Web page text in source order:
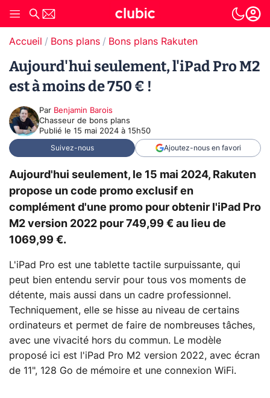
Accueil Bons plans Bons plans Rakuten
Aujourd'hui seulement, l'iPad Pro M2
est à moins de 750 € !
Par Benjamin Barois
Chasseur de bons plans
Publié le 15 mai 2024 à 15h50
Suivez-nous Ajoutez-nous en favori
Aujourd'hui seulement, le 15 mai 2024, Rakuten
propose un code promo exclusif en
complément d'une promo pour obtenir l'iPad Pro
M2 version 2022 pour 749,99 € au lieu de
1069,99 €.
L'iPad Pro est une tablette tactile surpuissante, qui
peut bien entendu servir pour tous vos moments de
détente, mais aussi dans un cadre professionnel.
Techniquement, elle se hisse au niveau de certains
ordinateurs et permet de faire de nombreuses tâches,
avec une vivacité hors du commun. Le modèle
proposé ici est l'iPad Pro M2 version 2022, avec écran
de 11", 128 Go de mémoire et une connexion WiFi.